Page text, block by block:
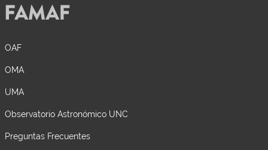
OAF
OMA
UMA
Observatorio Astronómico UNC
Preguntas Frecuentes